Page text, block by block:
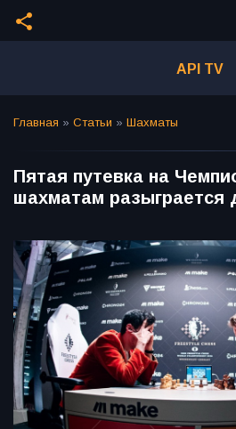
share
API TV
Главная » Статьи » Шахматы
Пятая путевка на
шахматам разыграется